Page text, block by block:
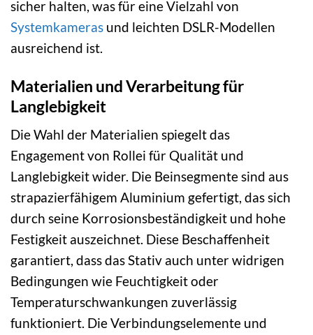
sicher halten, was für eine Vielzahl von
Systemkameras und leichten DSLR-Modellen
ausreichend ist.
Materialien und Verarbeitung für
Langlebigkeit
Die Wahl der Materialien spiegelt das
Engagement von Rollei für Qualität und
Langlebigkeit wider. Die Beinsegmente sind aus
strapazierfähigem Aluminium gefertigt, das sich
durch seine Korrosionsbeständigkeit und hohe
Festigkeit auszeichnet. Diese Beschaffenheit
garantiert, dass das Stativ auch unter widrigen
Bedingungen wie Feuchtigkeit oder
Temperaturschwankungen zuverlässig
funktioniert. Die Verbindungselemente und